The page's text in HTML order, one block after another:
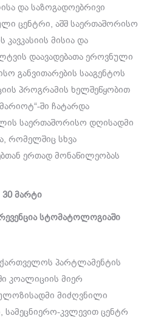
და საზოგადოებრივი
ცენტრი, აშშ საერთაშორისო
კავკასიის მისია და
დაავადებათა ეროვნული
განვითარების სააგენტოს
პროგრამის ხელშეწყობით
ში ჩატარდა
საერთაშორისო დღისადმი
რომელშიც სხვა
ერთად მონაწილეობას
30 მარტი
სტომატოლოგიაში
პარტლამენტის
კოალიციის მიერ
მიძღვნილი
კვლევით ცენტრ